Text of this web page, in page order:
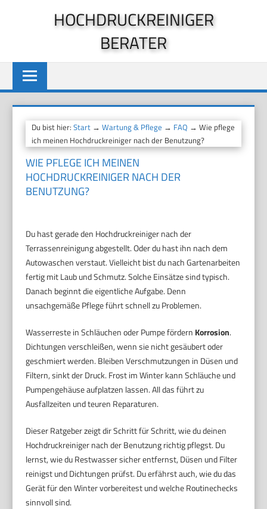
HOCHDRUCKREINIGER
BERATER
Du bist hier:Start →Wartung & Pflege → FAQ → Wie pflege
ich meinen Hochdruckreiniger nach der Benutzung?
WIE PFLEGE ICH MEINEN
HOCHDRUCKREINIGER NACH DER
BENUTZUNG?
Du hast gerade den Hochdruckreiniger nach der
Terrassenreinigung abgestellt. Oder du hast ihn nach dem
Autowaschen verstaut. Vielleicht bist du nach Gartenarbeiten
fertig mit Laub und Schmutz. Solche Einsätze sind typisch.
Danach beginnt die eigentliche Aufgabe. Denn
unsachgemäße Pflege führt schnell zu Problemen.
Wasserreste in Schläuchen oder Pumpe fördern Korrosion.
Dichtungen verschleißen, wenn sie nicht gesäubert oder
geschmiert werden. Bleiben Verschmutzungen in Düsen und
Filtern, sinkt der Druck. Frost im Winter kann Schläuche und
Pumpengehäuse aufplatzen lassen. All das führt zu
Ausfallzeiten und teuren Reparaturen.
Dieser Ratgeber zeigt dir Schritt für Schritt, wie du deinen
Hochdruckreiniger nach der Benutzung richtig pflegst. Du
lernst, wie du Restwasser sicher entfernst, Düsen und Filter
reinigst und Dichtungen prüfst. Du erfährst auch, wie du das
Gerät für den Winter vorbereitest und welche Routinechecks
sinnvoll sind.